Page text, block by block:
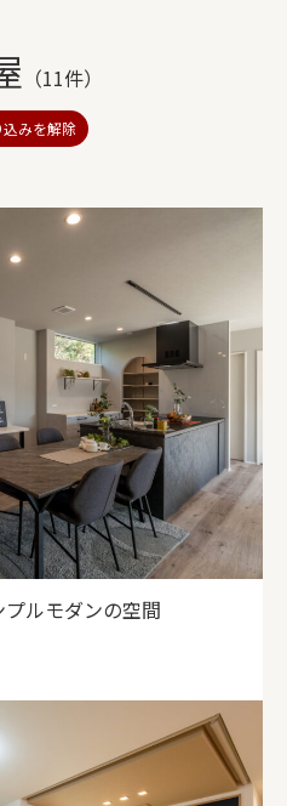
（11件）
みを解除
ルモダンの空間